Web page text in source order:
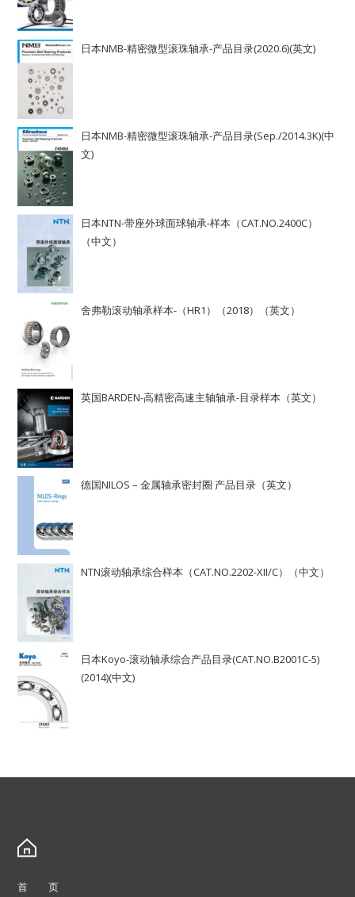
日本NMB-精密微型滚珠轴承-产品目录(2020.6)(英文)
日本NMB-精密微型滚珠轴承-产品目录(Sep./2014.3K)(中
文)
日本NTN-带座外球面球轴承-样本（CAT.NO.2400C）
（中文）
舍弗勒滚动轴承样本-（HR1）（2018）（英文）
英国BARDEN-高精密高速主轴轴承-目录样本（英文）
德国NILOS – 金属轴承密封圈 产品目录（英文）
NTN滚动轴承综合样本（CAT.NO.2202-XII/C）（中文）
日本Koyo-滚动轴承综合产品目录(CAT.NO.B2001C-5)
(2014)(中文)
首 页